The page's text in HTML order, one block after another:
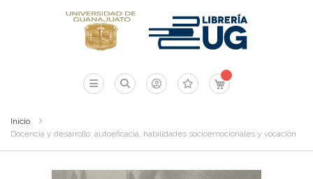
Mi carrito
Inicio
Docencia y desarrollo: autoeficacia, habilidades socioemocionales y vocación